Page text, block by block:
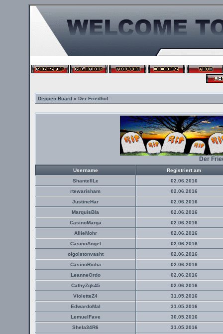
Deppen Board» Der Friedhof
Der
Username
Registriert am
ShantellLe
02.06.2016
rtewarisham
02.06.2016
JustineHar
02.06.2016
MarquisBla
02.06.2016
CasinoMarga
02.06.2016
AllieMohr
02.06.2016
CasinoAngel
02.06.2016
oigolstonvasht
02.06.2016
CasinoRicha
02.06.2016
LeanneOrdo
02.06.2016
CathyZqk45
02.06.2016
VioletteZ4
31.05.2016
EdwardoMal
31.05.2016
LemuelFave
30.05.2016
Shela34R6
31.05.2016